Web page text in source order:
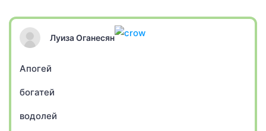
Луиза Оганесян
Апогей
богатей
водолей